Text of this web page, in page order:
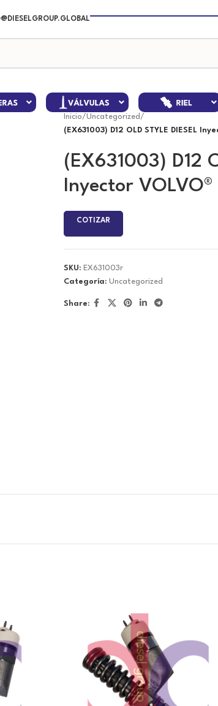
Inicio/Uncategorized /
(EX631003) D12 OLD STYLE DIESEL
(EX631003) D12
Inyector
COTIZAR
SKU: EX631003r
Categoría: Uncategorized
Share: